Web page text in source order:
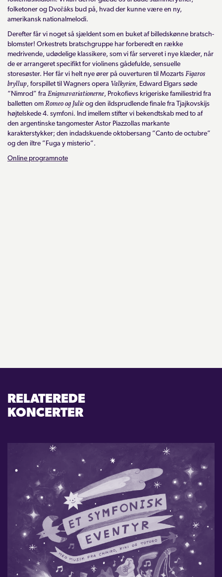
folketoner og Dvořáks bud på, hvad der kunne være en ny,
amerikansk nationalmelodi.
Derefter får vi noget så sjældent som en buket af billedskønne bratsch-
blomster! Orkestrets bratschgruppe har forberedt en række
medrivende, udødelige klassikere, som vi får serveret i nye klæder, når
de er arrangeret specifikt for violinens gådefulde, sensuelle
storesøster. Her får vi helt nye ører på ouverturen til Mozarts Figaros
bryllup, forspillet til Wagners opera Valkyrien, Edward Elgars søde
“Nimrod” fra Enigmavariationerne, Prokofievs krigeriske familiestrid fra
balletten om Romeo og Julie og den ildsprudlende finale fra Tjajkovskijs
højtelskede 4. symfoni. Ind imellem stifter vi bekendtskab med to af
den argentinske tangomester Astor Piazzollas markante
karakterstykker; den indadskuende oktobersang ”Canto de octubre”
og den iltre ”Fuga y misterio”.
Online programnote
RELATEREDE
KONCERTER